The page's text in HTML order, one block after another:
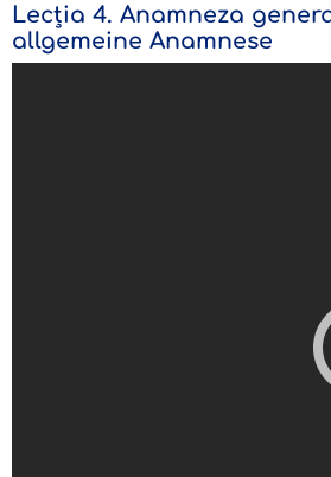
Lecția 4. Anamneza
allgemeine Anamnese